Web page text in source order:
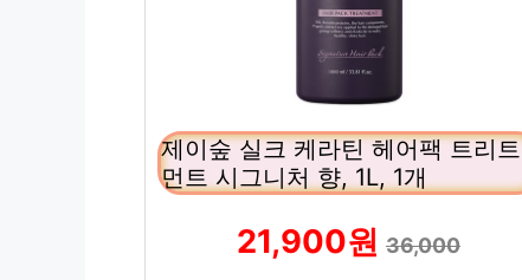
제이숲 실크 케라틴 헤어팩 트리트
먼트 시그니처 향, 1L, 1개
21,900원 36,000